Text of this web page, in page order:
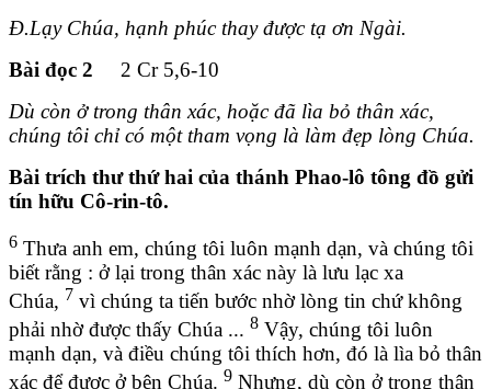
Đ.Lạy Chúa, hạnh phúc thay được tạ ơn Ngài.
Bài đọc 2 2 Cr 5,6-10
Dù còn ở trong thân xác, hoặc đã lìa bỏ thân xác,
chúng tôi chỉ có một tham vọng là làm đẹp lòng Chúa.
Bài trích thư thứ hai của thánh Phao-lô tông đồ gửi
tín hữu Cô-rin-tô.
6 Thưa anh em, chúng tôi luôn mạnh dạn, và chúng tôi
biết rằng : ở lại trong thân xác này là lưu lạc xa
Chúa, 7 vì chúng ta tiến bước nhờ lòng tin chứ không
phải nhờ được thấy Chúa ... 8 Vậy, chúng tôi luôn
mạnh dạn, và điều chúng tôi thích hơn, đó là lìa bỏ thân
xác để được ở bên Chúa. 9 Nhưng, dù còn ở trong thân